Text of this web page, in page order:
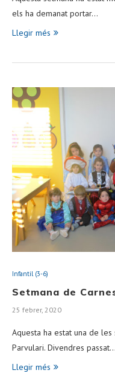
els ha demanat portar…
Llegir més
Infantil (3-6)
Setmana de
25 febrer, 2020
Aquesta ha estat una de
Parvulari. Divendres passat…
Llegir més